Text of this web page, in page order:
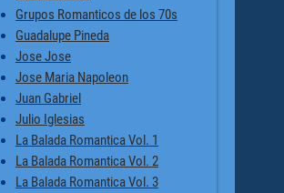
Grupos Romanticos de los 70s
Guadalupe Pineda
Jose Jose
Jose Maria Napoleon
Juan Gabriel
Julio Iglesias
La Balada Romantica Vol. 1
La Balada Romantica Vol. 2
La Balada Romantica Vol. 3